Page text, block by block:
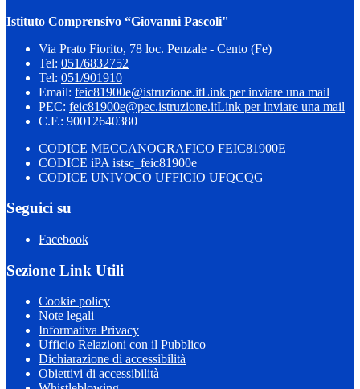
Istituto Comprensivo “Giovanni Pascoli"
Via Prato Fiorito, 78 loc. Penzale - Cento (Fe)
Tel: 051/6832752
Tel: 051/901910
Email: feic81900e@istruzione.itLink per inviare una mail
PEC: feic81900e@pec.istruzione.itLink per inviare una mail
C.F.: 90012640380
CODICE MECCANOGRAFICO FEIC81900E
CODICE iPA istsc_feic81900e
CODICE UNIVOCO UFFICIO UFQCQG
Seguici su
Facebook
Sezione Link Utili
Cookie policy
Note legali
Informativa Privacy
Ufficio Relazioni con il Pubblico
Dichiarazione di accessibilità
Obiettivi di accessibilità